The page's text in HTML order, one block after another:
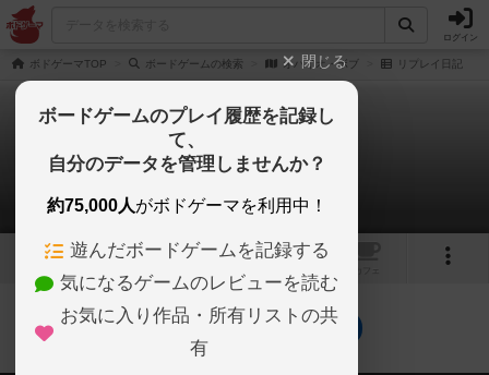
ログイン
ボドゲーマTOP ボードゲームの検索 オハイオ・ボブ リプレイ日記
オハイオ・ボブ
0件のリプレイ日記
1 1
オハイオ・ボブのトップに戻る
閉じる
ボードゲームのプレイ履歴を記録し
て、
自分のデータを管理しませんか？
約75,000人がボドゲーマを利用中！
遊んだボードゲームを記録する
気になるゲームのレビューを読む
お気に入り作品・所有リストの共
有